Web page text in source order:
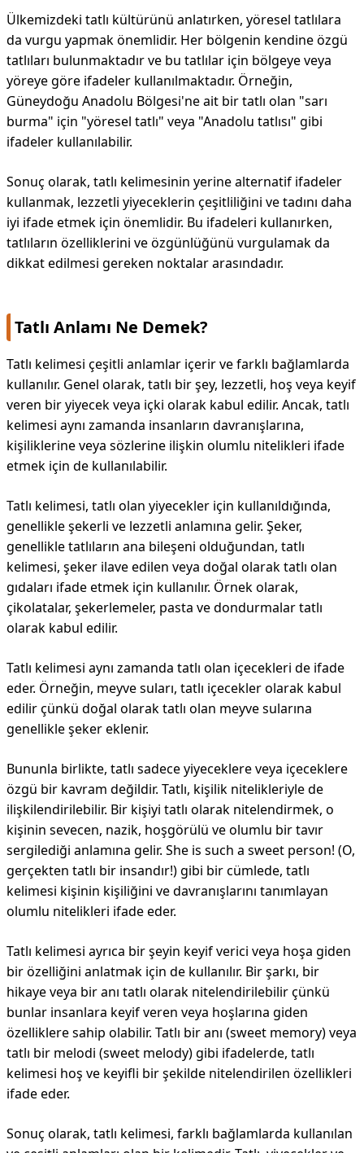
Ülkemizdeki tatlı kültürünü anlatırken, yöresel tatlılara
da vurgu yapmak önemlidir. Her bölgenin kendine özgü
tatlıları bulunmaktadır ve bu tatlılar için bölgeye veya
yöreye göre ifadeler kullanılmaktadır. Örneğin,
Güneydoğu Anadolu Bölgesi'ne ait bir tatlı olan "sarı
burma" için "yöresel tatlı" veya "Anadolu tatlısı" gibi
ifadeler kullanılabilir.
Sonuç olarak, tatlı kelimesinin yerine alternatif ifadeler
kullanmak, lezzetli yiyeceklerin çeşitliliğini ve tadını daha
iyi ifade etmek için önemlidir. Bu ifadeleri kullanırken,
tatlıların özelliklerini ve özgünlüğünü vurgulamak da
dikkat edilmesi gereken noktalar arasındadır.
Tatlı Anlamı Ne Demek?
Tatlı kelimesi çeşitli anlamlar içerir ve farklı bağlamlarda
kullanılır. Genel olarak, tatlı bir şey, lezzetli, hoş veya keyif
veren bir yiyecek veya içki olarak kabul edilir. Ancak, tatlı
kelimesi aynı zamanda insanların davranışlarına,
kişiliklerine veya sözlerine ilişkin olumlu nitelikleri ifade
etmek için de kullanılabilir.
Tatlı kelimesi, tatlı olan yiyecekler için kullanıldığında,
genellikle şekerli ve lezzetli anlamına gelir. Şeker,
genellikle tatlıların ana bileşeni olduğundan, tatlı
kelimesi, şeker ilave edilen veya doğal olarak tatlı olan
gıdaları ifade etmek için kullanılır. Örnek olarak,
çikolatalar, şekerlemeler, pasta ve dondurmalar tatlı
olarak kabul edilir.
Tatlı kelimesi aynı zamanda tatlı olan içecekleri de ifade
eder. Örneğin, meyve suları, tatlı içecekler olarak kabul
edilir çünkü doğal olarak tatlı olan meyve sularına
genellikle şeker eklenir.
Bununla birlikte, tatlı sadece yiyeceklere veya içeceklere
özgü bir kavram değildir. Tatlı, kişilik nitelikleriyle de
ilişkilendirilebilir. Bir kişiyi tatlı olarak nitelendirmek, o
kişinin sevecen, nazik, hoşgörülü ve olumlu bir tavır
sergilediği anlamına gelir. She is such a sweet person! (O,
gerçekten tatlı bir insandır!) gibi bir cümlede, tatlı
kelimesi kişinin kişiliğini ve davranışlarını tanımlayan
olumlu nitelikleri ifade eder.
Tatlı kelimesi ayrıca bir şeyin keyif verici veya hoşa giden
bir özelliğini anlatmak için de kullanılır. Bir şarkı, bir
hikaye veya bir anı tatlı olarak nitelendirilebilir çünkü
bunlar insanlara keyif veren veya hoşlarına giden
özelliklere sahip olabilir. Tatlı bir anı (sweet memory) veya
tatlı bir melodi (sweet melody) gibi ifadelerde, tatlı
kelimesi hoş ve keyifli bir şekilde nitelendirilen özellikleri
ifade eder.
Sonuç olarak, tatlı kelimesi, farklı bağlamlarda kullanılan